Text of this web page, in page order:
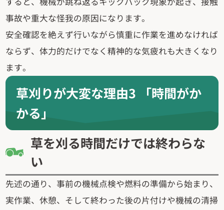
事故や重大な怪我の原因になります。
安全確認を絶えず行いながら慎重に作業を進めなければ
ならず、体力的だけでなく精神的な気疲れも大きくなり
ます。
草刈りが大変な理由3 「時間がか
かる」
草を刈る時間だけでは終わらな
い
先述の通り、事前の機械点検や燃料の準備から始まり、
実作業、休憩、そして終わった後の片付けや機械の清掃